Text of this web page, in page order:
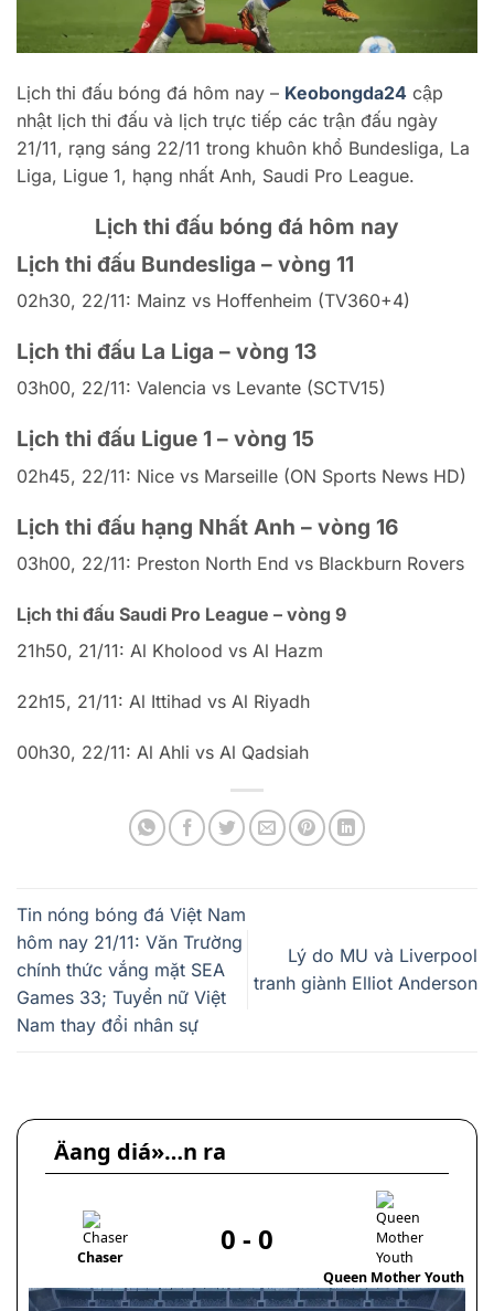
Lịch thi đấu bóng đá hôm nay – Keobongda24 cập
nhật lịch thi đấu và lịch trực tiếp các trận đấu ngày
21/11, rạng sáng 22/11 trong khuôn khổ Bundesliga, La
Liga, Ligue 1, hạng nhất Anh, Saudi Pro League.
Lịch thi đấu bóng đá hôm nay
Lịch thi đấu Bundesliga – vòng 11
02h30, 22/11: Mainz vs Hoffenheim (TV360+4)
Lịch thi đấu La Liga – vòng 13
03h00, 22/11: Valencia vs Levante (SCTV15)
Lịch thi đấu Ligue 1 – vòng 15
02h45, 22/11: Nice vs Marseille (ON Sports News HD)
Lịch thi đấu hạng Nhất Anh – vòng 16
03h00, 22/11: Preston North End vs Blackburn Rovers
Lịch thi đấu Saudi Pro League – vòng 9
21h50, 21/11: Al Kholood vs Al Hazm
22h15, 21/11: Al Ittihad vs Al Riyadh
00h30, 22/11: Al Ahli vs Al Qadsiah
Tin nóng bóng đá Việt Nam
hôm nay 21/11: Văn Trường
chính thức vắng mặt SEA
Games 33; Tuyển nữ Việt
Nam thay đổi nhân sự
Lý do MU và Liverpool
tranh giành Elliot Anderson
Äang diá»…n ra
Chaser
0 - 0
Queen Mother Youth